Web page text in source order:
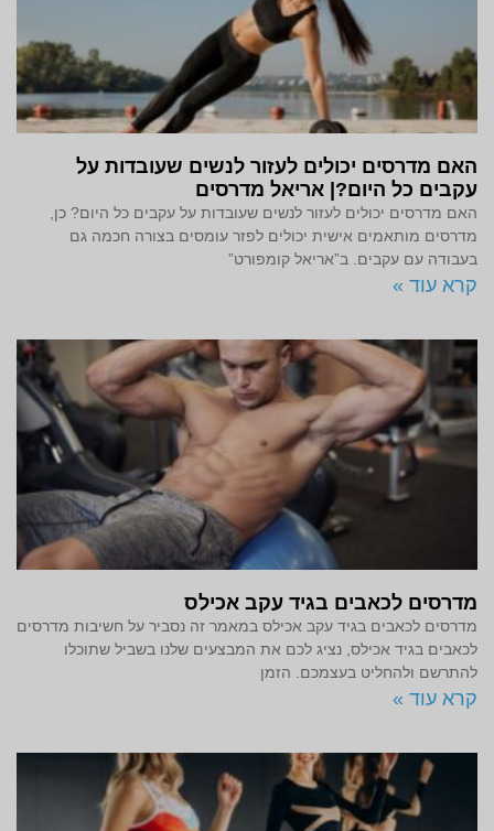
האם מדרסים יכולים לעזור לנשים שעובדות על
עקבים כל היום?| אריאל מדרסים
האם מדרסים יכולים לעזור לנשים שעובדות על עקבים כל היום? כן,
מדרסים מותאמים אישית יכולים לפזר עומסים בצורה חכמה גם
בעבודה עם עקבים. ב”אריאל קומפורט”
קרא עוד »
מדרסים לכאבים בגיד עקב אכילס
מדרסים לכאבים בגיד עקב אכילס במאמר זה נסביר על חשיבות מדרסים
לכאבים בגיד אכילס, נציג לכם את המבצעים שלנו בשביל שתוכלו
להתרשם ולהחליט בעצמכם. הזמן
קרא עוד »